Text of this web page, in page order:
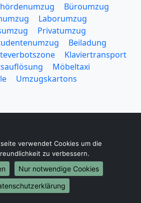
Büroumzug
Laborumzug
Privatumzug
Beiladung
Klaviertransport
Möbeltaxi
Umzugskartons
nach Belarus
nach Belgien
nach Bulgarien
nach Dänemark
verwendet Cookies um die
zu verbessern.
Nur notwendige Cookies